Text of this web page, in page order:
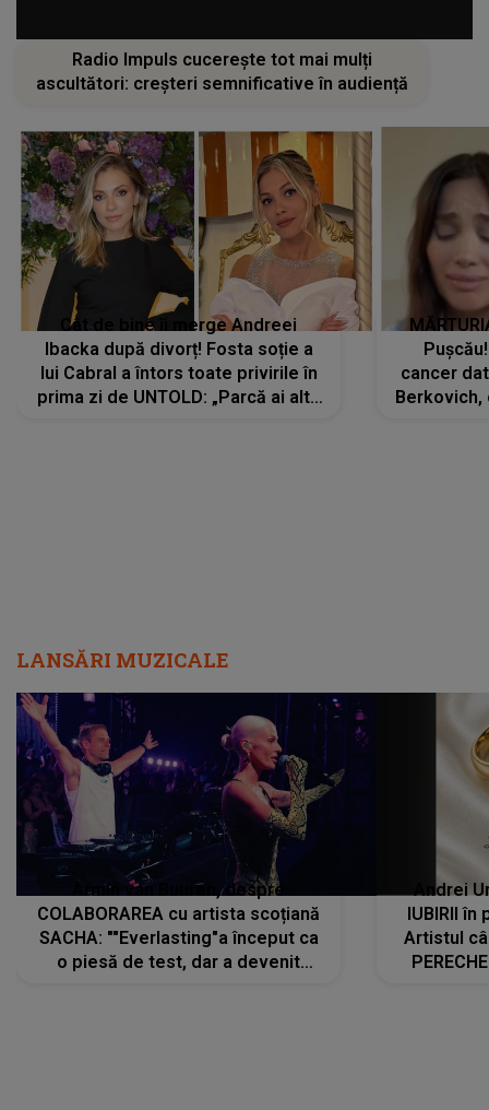
Ibacka după divorț! Fosta soție a
lui Cabral a întors toate privirile în
prima zi de UNTOLD: „Parcă ai altă
strălucire, emani putere,
încredere, siguranță...”
cancer
accident
Dacă
Armin van Buuren, despre
COLABORAREA cu artista scoțiană
SACHA: ""Everlasting"a început ca
o piesă de test, dar a devenit
imediat preferata fanilor. Sacha și
cu mine știam că nu am putea să o
păstrăm doar pentru noi prea mult
timp"
Andrei
Artistul
care